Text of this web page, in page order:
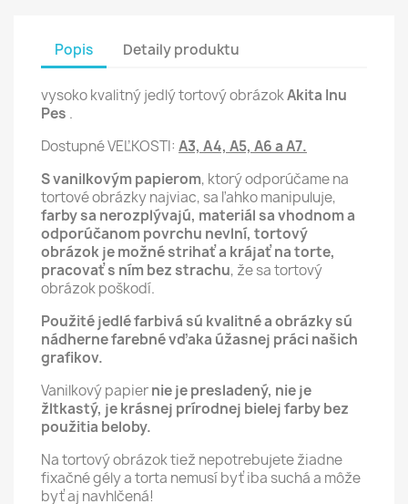
Popis Detaily produktu
vysoko kvalitný jedlý tortový obrázokAkita Inu
Pes .
Dostupné VEĽKOSTI: A3, A4, A5, A6 a A7.
S vanilkovým papierom, ktorý odporúčame na
tortové obrázky najviac, sa ľahko manipuluje,
farby sa nerozplývajú, materiál sa vhodnom a
odporúčanom povrchu nevlní, tortový
obrázok je možné strihať a krájať na torte,
pracovať s ním bez strachu, že sa tortový
obrázok poškodí.
Použité jedlé farbivá sú kvalitné a obrázky sú
nádherne farebné vďaka úžasnej práci našich
grafikov.
Vanilkový papiernie je presladený, nie je
žltkastý, je krásnej prírodnej bielej farby bez
použitia beloby.
Na tortový obrázok tiež nepotrebujete žiadne
fixačné gély a torta nemusí byť iba suchá a môže
byť aj navhlčená!